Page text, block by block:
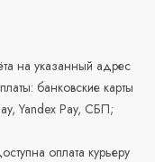
на указанный адрес
банковские карты
Yandex Pay, СБП;
оплата курьеру